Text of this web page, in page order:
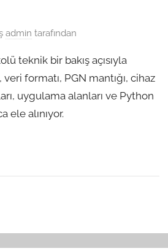
admin tarafından
teknik bir bakış açısıyla
formatı, PGN mantığı, cihaz
uygulama alanları ve Python
ele alınıyor.